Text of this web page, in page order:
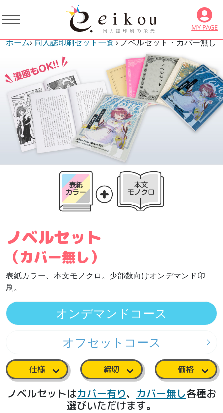
MY PAGE
ホーム›同人誌印刷セット一覧› ノベルセット・カバー無し
ノベルセット
（カバー無し）
表紙カラー、本文モノクロ。少部数向けオンデマンド印
刷。
オンデマンドコース
オフセットコース
仕様 締切 価格
ノベルセットはカバー有り、 カバー無し各種お
選びいただけます。